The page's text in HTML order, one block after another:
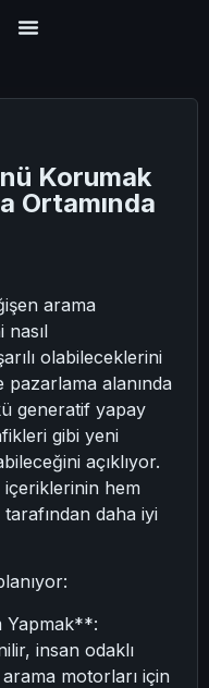
Korumak
Ortamında
arama
olabileceklerini
pazarlama alanında
generatif yapay
gibi yeni
açıklıyor.
hem
daha iyi
Yapmak**:
insan odaklı
motorları için